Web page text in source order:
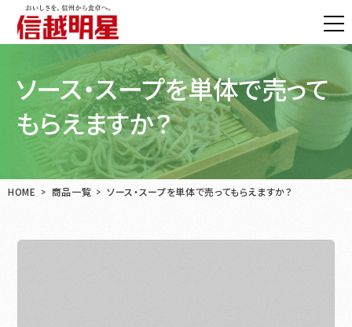
ソース・スープを単体で売って
もらえますか？
HOME 商品一覧 ソース・スープを単体で売ってもらえますか？